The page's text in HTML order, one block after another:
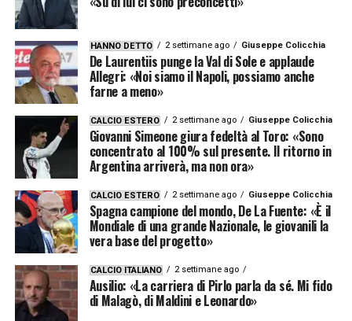
HANNO DETTO 2 settimane ago Giuseppe Colicchia
De Laurentiis punge la Val di Sole e applaude
Allegri: «Noi siamo il Napoli, possiamo anche
farne a meno»
CALCIO ESTERO 2 settimane ago Giuseppe Colicchia
Giovanni Simeone giura fedeltà al Toro: «Sono
concentrato al 100% sul presente. Il ritorno in
Argentina arriverà, ma non ora»
CALCIO ESTERO 2 settimane ago Giuseppe Colicchia
Spagna campione del mondo, De La Fuente: «È il
Mondiale di una grande Nazionale, le giovanili la
vera base del progetto»
CALCIO ITALIANO 2 settimane ago
Ausilio: «La carriera di Pirlo parla da sé. Mi fido
di Malagò, di Maldini e Leonardo»